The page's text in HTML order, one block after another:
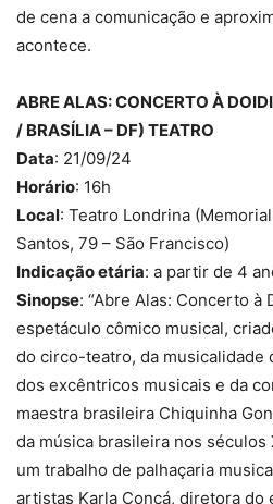
de cena a comunicação e
acontece.
ABRE ALAS: CONCERTO À
/ BRASÍLIA – DF) TEATRO
Data: 21/09/24
Horário: 16h
Local: Teatro Londrina
Santos, 79 – São Francisco)
Indicação etária: a partir de 4
Sinopse: “Abre Alas: Concerto à
espetáculo cômico musical,
do circo-teatro, da musicalidade
dos excêntricos musicais e da
maestra brasileira Chiquinha
da música brasileira nos séculos
um trabalho de palhaçaria
artistas Karla Concá, diretora do